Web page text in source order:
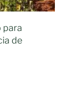
para
de